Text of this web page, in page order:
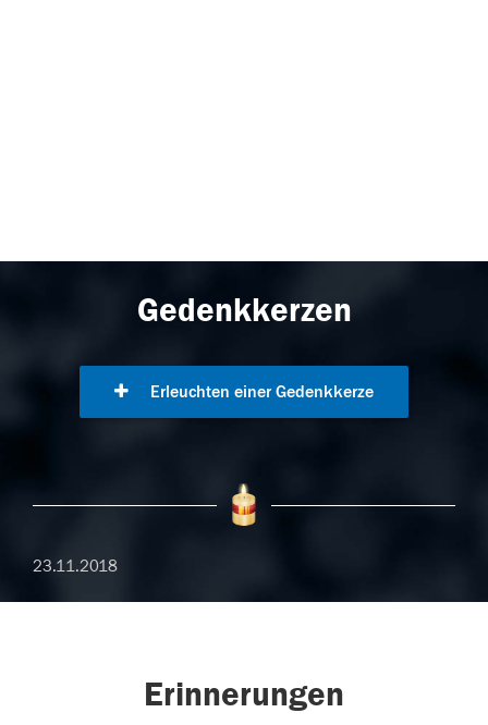
Gedenkkerzen
Erleuchten einer Gedenkkerze
23.11.2018
Erinnerungen